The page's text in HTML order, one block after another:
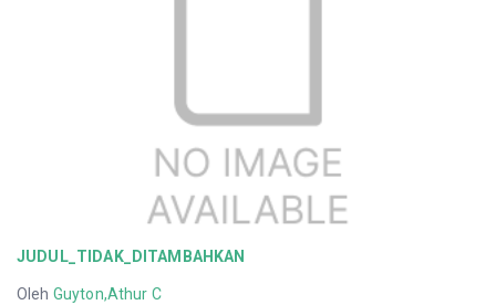
JUDUL_TIDAK_DITAMBAHKAN
Oleh Guyton,Athur C